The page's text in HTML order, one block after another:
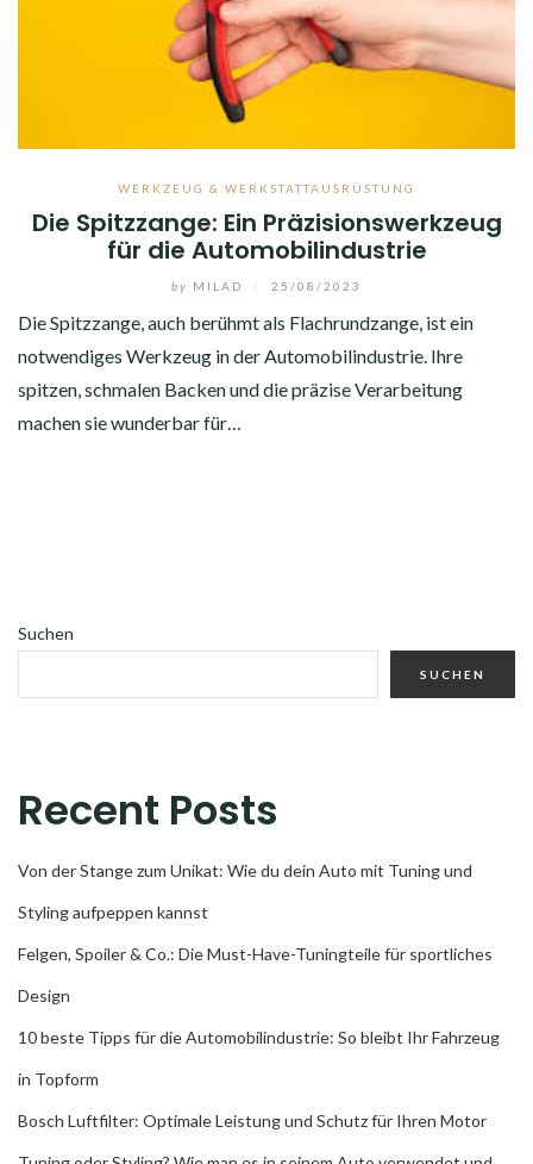
WERKZEUG & WERKSTATTAUSRÜSTUNG
Die Spitzzange: Ein Präzisionswerkzeug
für die Automobilindustrie
by MILAD 25/08/2023
Die Spitzzange, auch berühmt als Flachrundzange, ist ein
notwendiges Werkzeug in der Automobilindustrie. Ihre
spitzen, schmalen Backen und die präzise Verarbeitung
machen sie wunderbar für…
Suchen
SUCHEN
Recent Posts
Von der Stange zum Unikat: Wie du dein Auto mit Tuning und
Styling aufpeppen kannst
Felgen, Spoiler & Co.: Die Must-Have-Tuningteile für sportliches
Design
10 beste Tipps für die Automobilindustrie: So bleibt Ihr Fahrzeug
in Topform
Bosch Luftfilter: Optimale Leistung und Schutz für Ihren Motor